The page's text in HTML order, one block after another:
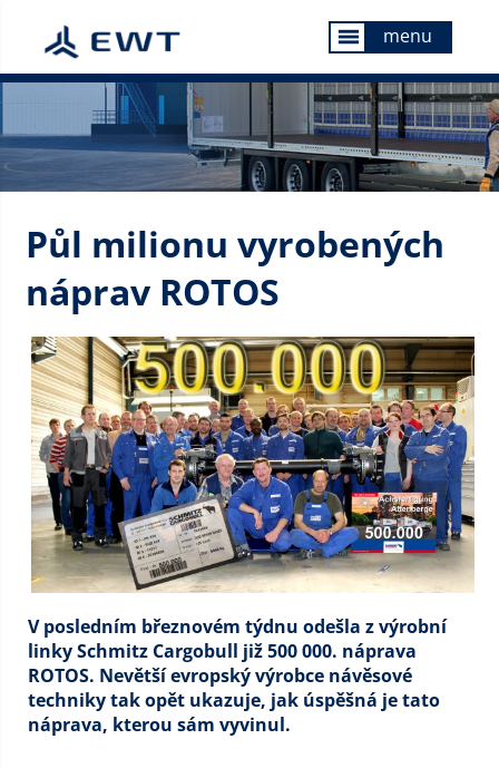
menu menu
Půl milionu vyrobených
náprav ROTOS
V posledním březnovém týdnu odešla z výrobní
linky Schmitz Cargobull již 500 000. náprava
ROTOS. Nevětší evropský výrobce návěsové
techniky tak opět ukazuje, jak úspěšná je tato
náprava, kterou sám vyvinul.